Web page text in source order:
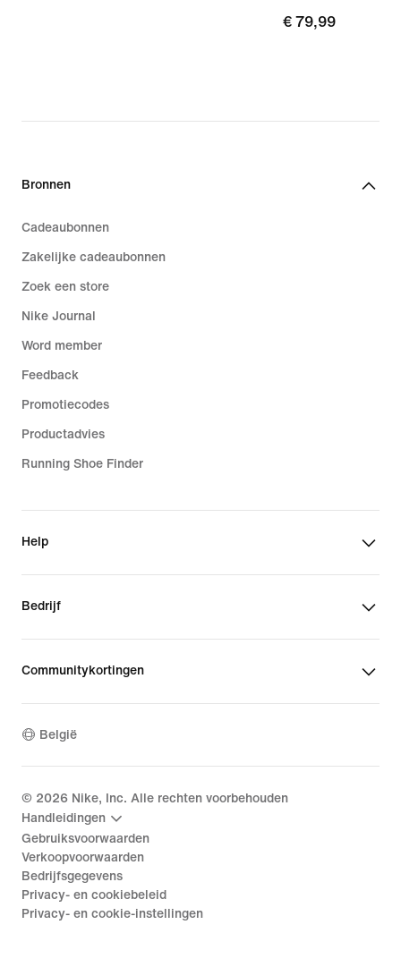
€ 79,99
€ 79,99
Bronnen
Cadeaubonnen
Zakelijke cadeaubonnen
Zoek een store
Nike Journal
Word member
Feedback
Promotiecodes
Productadvies
Running Shoe Finder
Help
Bedrijf
Communitykortingen
België
© 2026 Nike, Inc. Alle rechten voorbehouden
Handleidingen
Gebruiksvoorwaarden
Verkoopvoorwaarden
Bedrijfsgegevens
Privacy- en cookiebeleid
Privacy- en cookie-instellingen